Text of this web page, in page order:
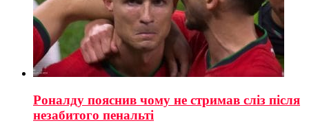
Роналду пояснив чому не стримав сліз після
незабитого пенальті